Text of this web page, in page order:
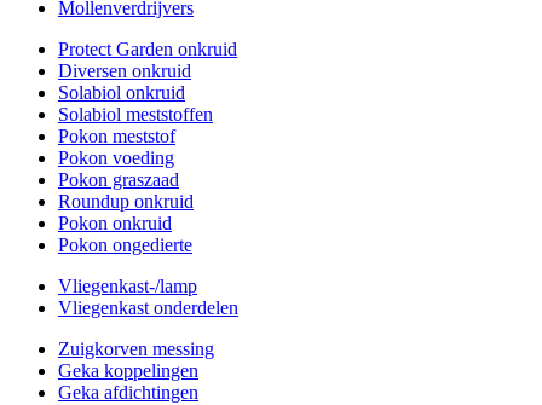
Mollenverdrijvers
Protect Garden onkruid
Diversen onkruid
Solabiol onkruid
Solabiol meststoffen
Pokon meststof
Pokon voeding
Pokon graszaad
Roundup onkruid
Pokon onkruid
Pokon ongedierte
Vliegenkast-/lamp
Vliegenkast onderdelen
Zuigkorven messing
Geka koppelingen
Geka afdichtingen